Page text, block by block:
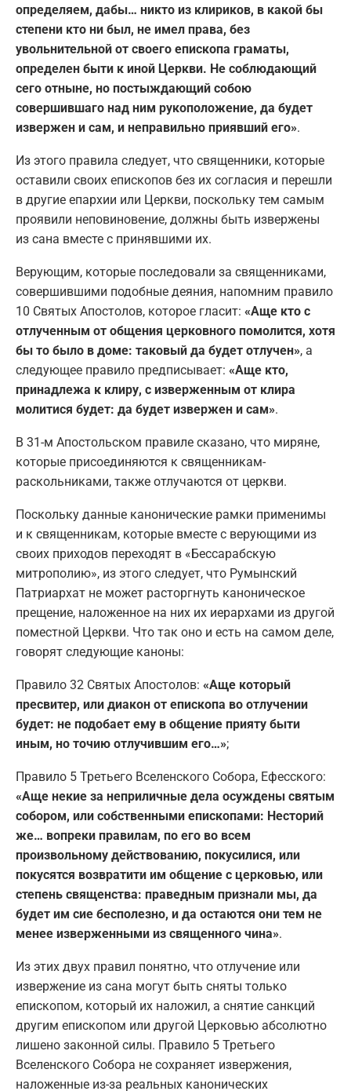
определяем, дабы… никто из клириков, в какой бы
степени кто ни был, не имел права, без
увольнительной от своего епископа граматы,
определен быти к иной Церкви. Не соблюдающий
сего отныне, но постыждающий собою
совершившаго над ним рукоположение, да будет
извержен и сам, и неправильно приявший его».
Из этого правила следует, что священники, которые
оставили своих епископов без их согласия и перешли
в другие епархии или Церкви, поскольку тем самым
проявили неповиновение, должны быть извержены
из сана вместе с принявшими их.
Верующим, которые последовали за священниками,
совершившими подобные деяния, напомним правило
10 Святых Апостолов, которое гласит: «Аще кто с
отлученным от общения церковного помолится, хотя
бы то было в доме: таковый да будет отлучен», а
следующее правило предписывает: «Аще кто,
принадлежа к клиру, с изверженным от клира
молитися будет: да будет извержен и сам».
В 31-м Апостольском правиле сказано, что миряне,
которые присоединяются к священникам-
раскольниками, также отлучаются от церкви.
Поскольку данные канонические рамки применимы
и к священникам, которые вместе с верующими из
своих приходов переходят в «Бессарабскую
митрополию», из этого следует, что Румынский
Патриархат не может расторгнуть каноническое
прещение, наложенное на них их иерархами из другой
поместной Церкви. Что так оно и есть на самом деле,
говорят следующие каноны:
Правило 32 Святых Апостолов: «Аще который
пресвитер, или диакон от епископа во отлучении
будет: не подобает ему в общение прияту быти
иным, но точию отлучившим его…»;
Правило 5 Третьего Вселенского Собора, Ефесского:
«Аще некие за неприличные дела осуждены святым
собором, или собственными епископами: Несторий
же… вопреки правилам, по его во всем
произвольному действованию, покусилися, или
покусятся возвратити им общение с церковью, или
степень священства: праведным признали мы, да
будет им сие бесполезно, и да остаются они тем не
менее изверженными из священного чина».
Из этих двух правил понятно, что отлучение или
извержение из сана могут быть сняты только
епископом, который их наложил, а снятие санкций
другим епископом или другой Церковью абсолютно
лишено законной силы. Правило 5 Третьего
Вселенского Собора не сохраняет извержения,
наложенные из-за реальных канонических